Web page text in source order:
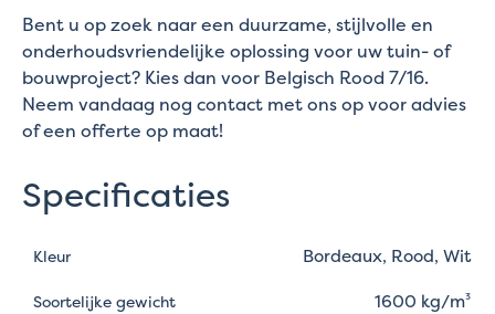
Bent u op zoek naar een duurzame, stijlvolle en
onderhoudsvriendelijke oplossing voor uw tuin- of
bouwproject? Kies dan voor Belgisch Rood 7/16.
Neem vandaag nog contact met ons op voor advies
of een offerte op maat!
Specificaties
Kleur Bordeaux, Rood, Wit
Soortelijke gewicht 1600 kg/m³